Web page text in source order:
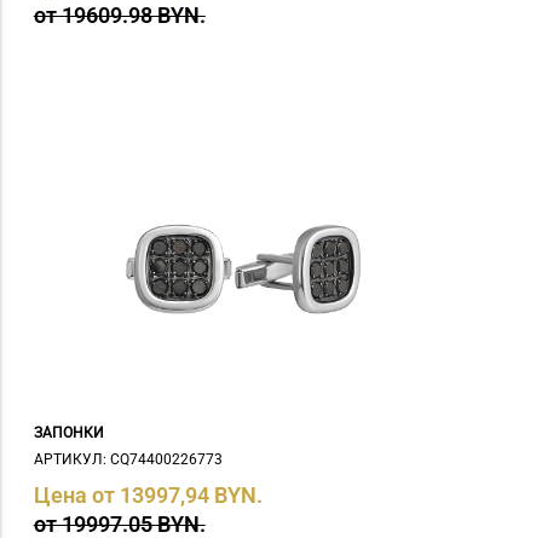
от 19609.98 BYN.
ЗАПОНКИ
АРТИКУЛ: СQ74400226773
Цена от 13997,94 BYN.
от 19997.05 BYN.